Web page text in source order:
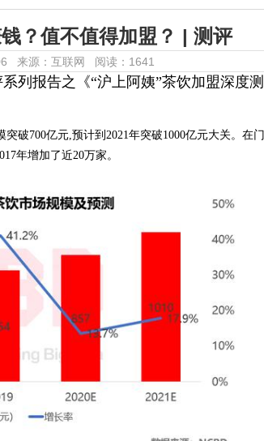
？值不值得加盟？ | 测评
来源：互联网 阅读：1641
列报告之《“沪上阿姨”茶饮加盟深度测
破700亿元,预计到2021年突破1000亿元大关。在门
年增加了近20万家。